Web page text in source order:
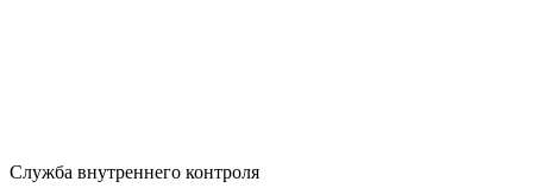
Служба внутреннего контроля